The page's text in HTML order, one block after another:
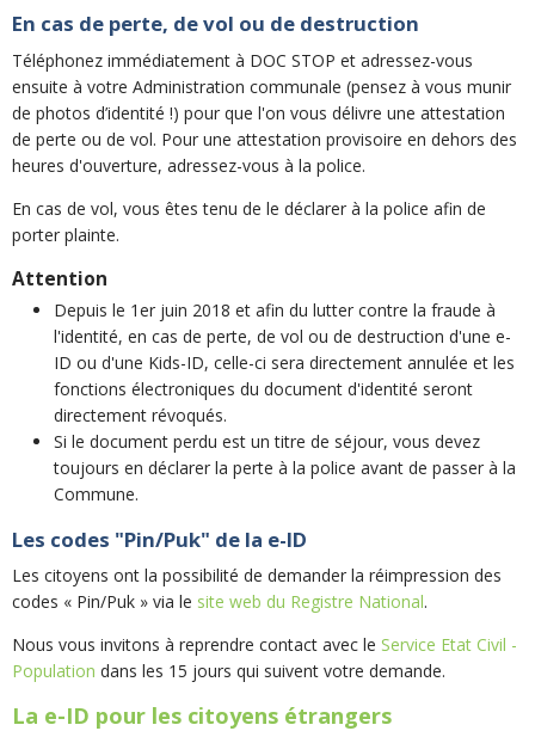
En cas de perte, de vol ou de destruction
Téléphonez immédiatement à DOC STOP et adressez-vous
ensuite à votre Administration communale (pensez à vous munir
de photos d’identité !) pour que l'on vous délivre une attestation
de perte ou de vol. Pour une attestation provisoire en dehors des
heures d'ouverture, adressez-vous à la police.
En cas de vol, vous êtes tenu de le déclarer à la police afin de
porter plainte.
Attention
Depuis le 1er juin 2018 et afin du lutter contre la fraude à
l'identité, en cas de perte, de vol ou de destruction d'une e-
ID ou d'une Kids-ID, celle-ci sera directement annulée et les
fonctions électroniques du document d'identité seront
directement révoqués.
Si le document perdu est un titre de séjour, vous devez
toujours en déclarer la perte à la police avant de passer à la
Commune.
Les codes "Pin/Puk" de la e-ID
Les citoyens ont la possibilité de demander la réimpression des
codes « Pin/Puk » via le site web du Registre National.
Nous vous invitons à reprendre contact avec le Service Etat Civil -
Population dans les 15 jours qui suivent votre demande.
La e-ID pour les citoyens étrangers